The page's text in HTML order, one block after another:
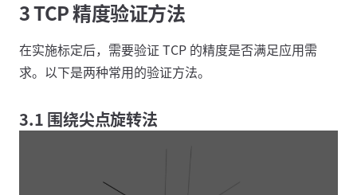
3 TCP 精度验证方法
在实施标定后，需要验证 TCP 的精度是否满足应用需
求。以下是两种常用的验证方法。
3.1 围绕尖点旋转法